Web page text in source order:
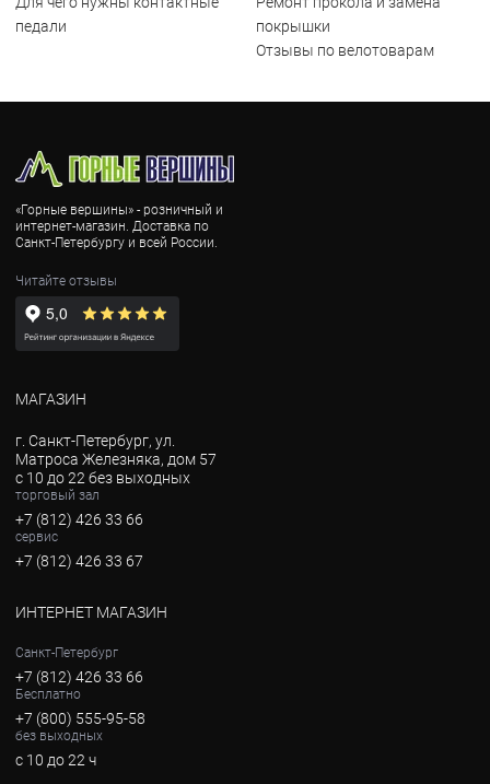
педали
покрышки
Отзывы по велотоварам
«Горные вершины» - розничный и
интернет-магазин. Доставка по
Санкт-Петербургу и всей России.
Читайте отзывы
МАГАЗИН
г. Санкт-Петербург, ул.
Матроса Железняка, дом 57
с 10 до 22 без выходных
торговый зал
+7 (812) 426 33 66
сервис
+7 (812) 426 33 67
ИНТЕРНЕТ МАГАЗИН
Санкт-Петербург
+7 (812) 426 33 66
Бесплатно
+7 (800) 555-95-58
без выходных
с 10 до 22 ч